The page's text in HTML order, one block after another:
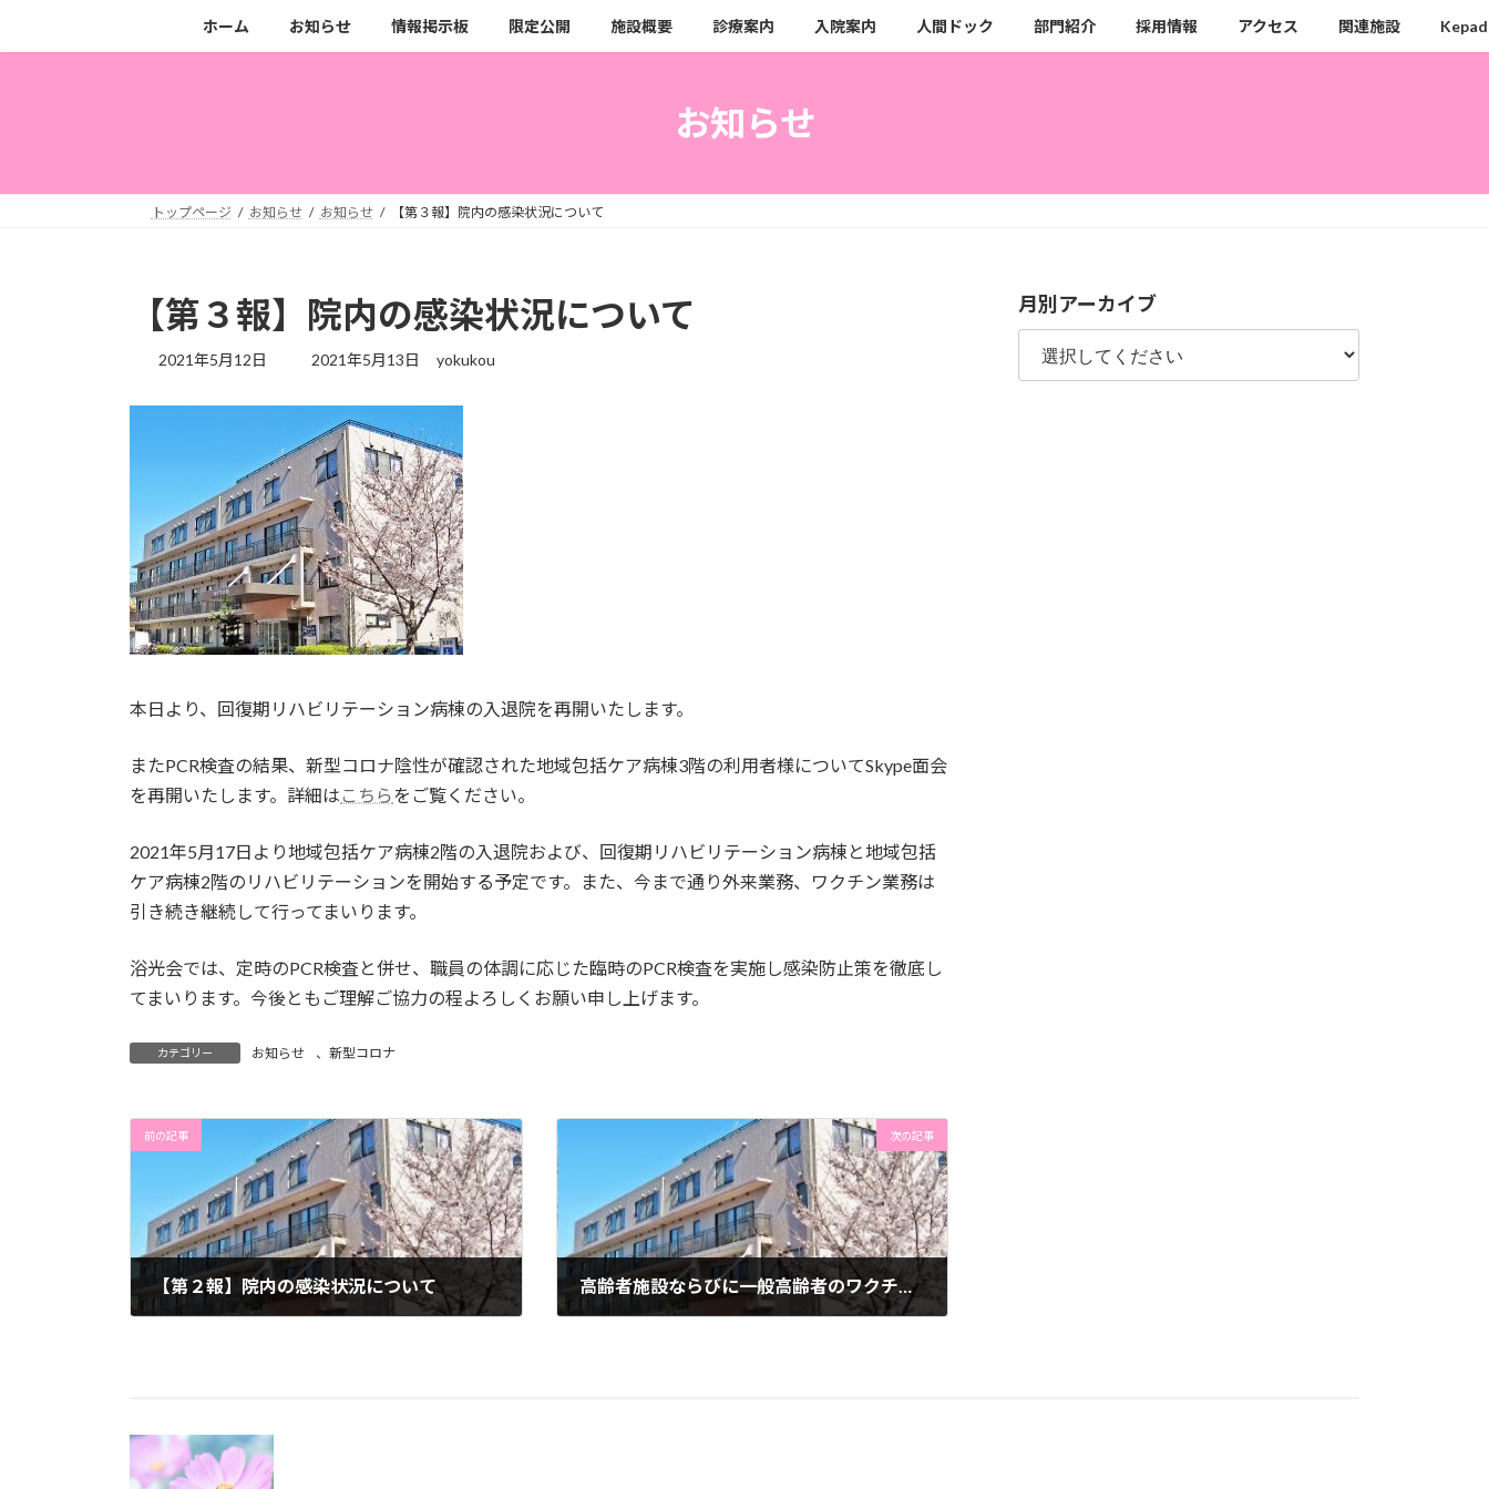
キ
に
ホーム お知らせ 情報掲示板 限定公開 施設概要 診療案内 入院案内 人間ドック 部門紹介 採用情報 アクセス 関連施設
お知らせ
トップページ お知らせ お知らせ 【第３報】院内の感染状況について
【第３報】院内の感染状況について
2021年5月12日
最
更
新
日
時
:
2021年5月13日 yokukou
本日より、回復期リハビリテーション病棟の入退院を再開いたします。
またPCR検査の結果、新型コロナ陰性が確認された地域包括ケア病棟3階の利用者様についてSkype面会
を再開いたします。詳細は こちらをご覧ください。
2021年5月17日より地域包括ケア病棟2階の入退院および、回復期リハビリテーション病棟と地域包括
ケア病棟2階のリハビリテーションを開始する予定です。また、今まで通り外来業務、ワクチン業務は
引き続き継続して行ってまいります。
浴光会では、定時のPCR検査と併せ、職員の体調に応じた臨時のPCR検査を実施し感染防止策を徹底し
てまいります。今後ともご理解ご協力の程よろしくお願い申し上げます。
カテゴリー お知らせ 、 新型コロナ
前の記事
【第２報】院内の感染状況について
次の記事
高齢者施設ならびに一般高齢者のワクチン接種について
月別アーカイブ